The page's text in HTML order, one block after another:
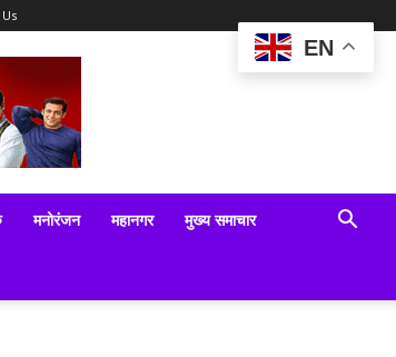
मनोरंजन महानगर मुख्य समाचार
EN